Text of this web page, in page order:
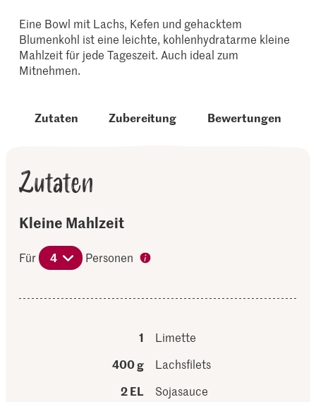
Eine Bowl mit Lachs, Kefen und gehacktem
Blumenkohl ist eine leichte, kohlenhydratarme kleine
Mahlzeit für jede Tageszeit. Auch ideal zum
Mitnehmen.
Zutaten Zubereitung Bewertungen
Zutaten
Kleine Mahlzeit
Für 4 Personen
1
Limette
400 g
Lachsfilets
2 EL
Sojasauce